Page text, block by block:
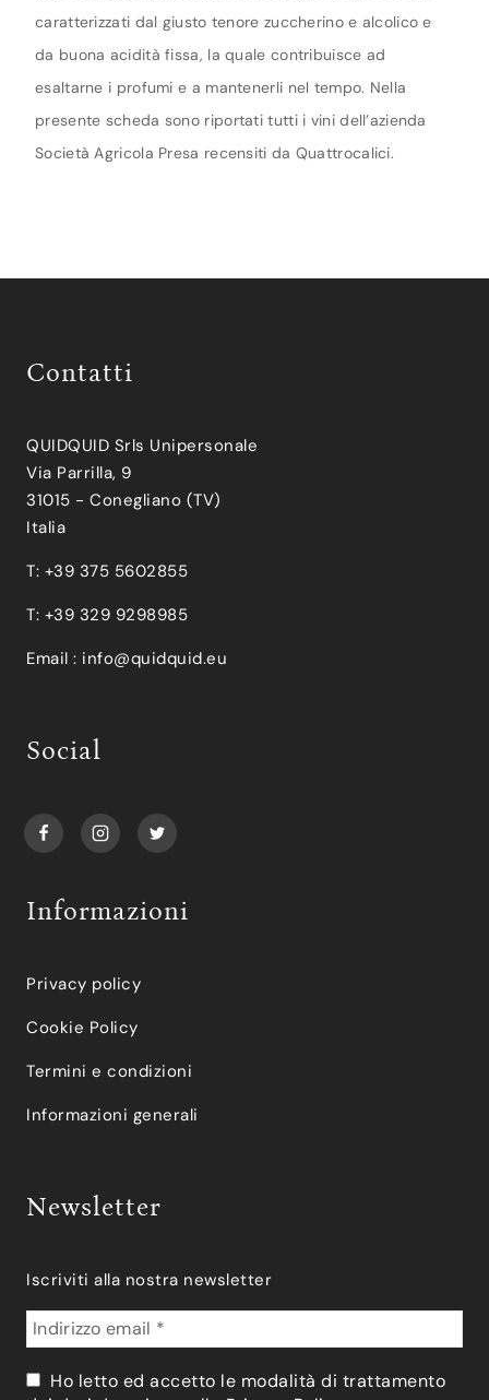
caratterizzati dal giusto tenore zuccherino e alcolico e
da buona acidità fissa, la quale contribuisce ad
esaltarne i profumi e a mantenerli nel tempo. Nella
presente scheda sono riportati tutti i vini dell’azienda
Società Agricola Presa recensiti da Quattrocalici.
Contatti
QUIDQUID Srls Unipersonale
Via Parrilla, 9
31015 - Conegliano (TV)
Italia
T: +39 375 5602855
T: +39 329 9298985
Email : info@quidquid.eu
Social
Informazioni
Privacy policy
Cookie Policy
Termini e condizioni
Informazioni generali
Newsletter
Iscriviti alla nostra newsletter
Ho letto ed accetto le modalità di trattamento